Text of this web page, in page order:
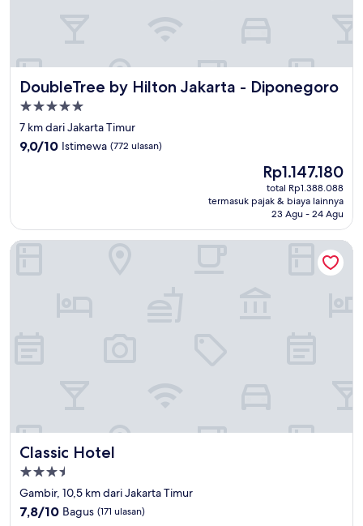
DoubleTree by Hilton Jakarta - Diponegoro
DoubleTree by Hilton Jakarta - Diponegoro
Properti
bintang
5.0
7 km dari Jakarta Timur
9.0
9,0/10 Istimewa (772 ulasan)
Harga
sekarang
Rp1.147.180
Rp1.147.180
total Rp1.388.088
termasuk pajak & biaya lainnya
23 Agu - 24 Agu
Classic Hotel
Classic Hotel
Properti
bintang
3.5
Gambir, 10,5 km dari Jakarta Timur
7.8
7,8/10 Bagus (171 ulasan)
Classic Hotel